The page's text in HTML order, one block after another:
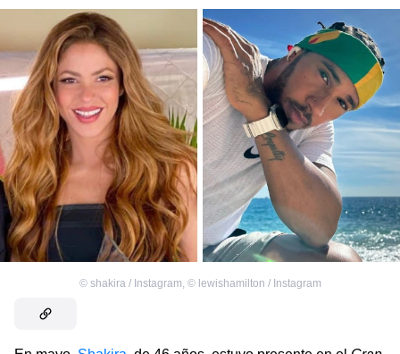
© shakira / Instagram, © lewishamilton / Instagram